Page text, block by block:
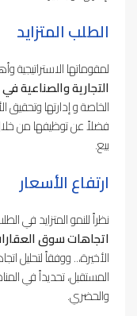
الطلب المتزايد
لمقوماتها الاستراتيجية
التجارية والصناعية
الخاصة و إدارتها وتحقيق
فضلاً عن توظيفها من خلال
بيع.
ارتفاع الأسعار
نظراً للنمو المتزايد في
اتجاهات سوق
الأخيرة،.. ووفقاً لتحليل
المستقبل، تحديداً في
والحضري.